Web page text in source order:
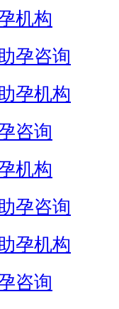
机构
孕咨询
孕机构
咨询
机构
孕咨询
孕机构
咨询